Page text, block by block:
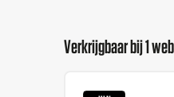
Verkrijgbaar bij 1